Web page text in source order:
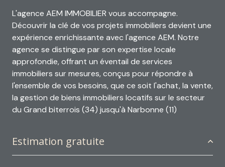
L'agence AEM IMMOBILIER vous accompagne.
Découvrir la clé de vos projets immobiliers devient une
expérience enrichissante avec l'agence AEM. Notre
agence se distingue par son expertise locale
approfondie, offrant un éventail de services
immobiliers sur mesures, conçus pour répondre à
l'ensemble de vos besoins, que ce soit l'achat, la vente,
la gestion de biens immobiliers locatifs sur le secteur
du Grand biterrois (34) jusqu'à Narbonne (11)
Estimation gratuite